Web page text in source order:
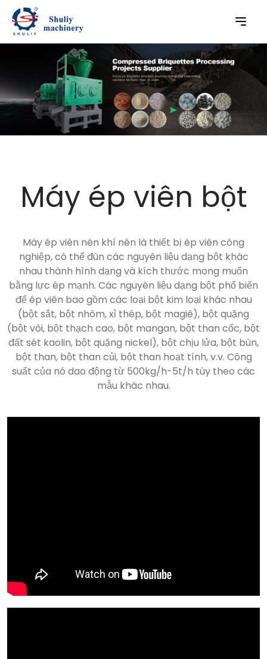
Máy ép viên bột
Máy ép viên nén khí nén là thiết bị ép viên công
nghiệp, có thể đùn các nguyên liệu dạng bột khác
nhau thành hình dạng và kích thước mong muốn
bằng lực ép mạnh. Các nguyên liệu dạng bột phổ biến
để ép viên bao gồm các loại bột kim loại khác nhau
(bột sắt, bột nhôm, xỉ thép, bột magiê), bột quặng
(bột vôi, bột thạch cao, bột mangan, bột than cốc, bột
đất sét kaolin, bột quặng nickel), bột chịu lửa, bột bùn,
bột than, bột than củi, bột than hoạt tính, v.v. Công
suất của nó dao động từ 500kg/h-5t/h tùy theo các
mẫu khác nhau.